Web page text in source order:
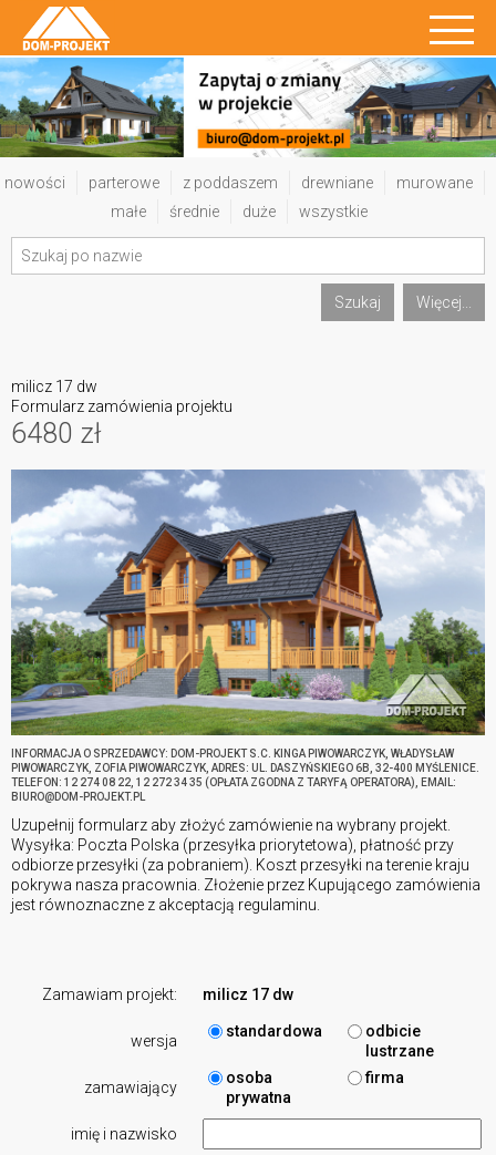
nowości parterowe z poddaszem drewniane
murowane
małe
średnie duże wszystkie
Szukaj Więcej...
6480 zł
milicz 17 dw
Formularz zamówienia projektu
INFORMACJA O SPRZEDAWCY: DOM-PROJEKT S.C. KINGA PIWOWARCZYK, WŁADYSŁAW
PIWOWARCZYK, ZOFIA PIWOWARCZYK, ADRES: UL. DASZYŃSKIEGO 6B, 32-400 MYŚLENICE.
TELEFON: 12 274 08 22, 12 272 34 35 (OPŁATA ZGODNA Z TARYFĄ OPERATORA), EMAIL:
BIURO@DOM-PROJEKT.PL
Uzupełnij formularz aby złożyć zamówienie na wybrany projekt.
Wysyłka: Poczta Polska (przesyłka priorytetowa), płatność przy
odbiorze przesyłki (za pobraniem). Koszt przesyłki na terenie kraju
pokrywa nasza pracownia. Złożenie przez Kupującego zamówienia
jest równoznaczne z akceptacją regulaminu.
Zamawiam projekt: milicz 17 dw
wersja
standardowa
odbicie
lustrzane
zamawiający
osoba
prywatna
firma
imię i nazwisko